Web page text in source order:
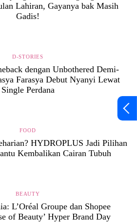
Lahiran, Gayanya bak Masih
Gadis!
D-STORIES
dengan Unbothered Demi-
Farasya Debut Nyanyi Lewat
Single Perdana
FOOD
HYDROPLUS Jadi Pilihan
Kembalikan Cairan Tubuh
BEAUTY
L’Oréal Groupe dan Shopee
of Beauty’ Hyper Brand Day